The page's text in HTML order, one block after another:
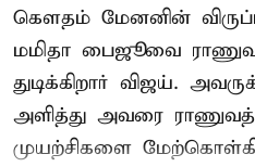
கௌதம் மேனனின்
மமிதா பைஜூவை
துடிக்கிறார் விஜய்.
அளித்து அவரை
முயற்சிகளை